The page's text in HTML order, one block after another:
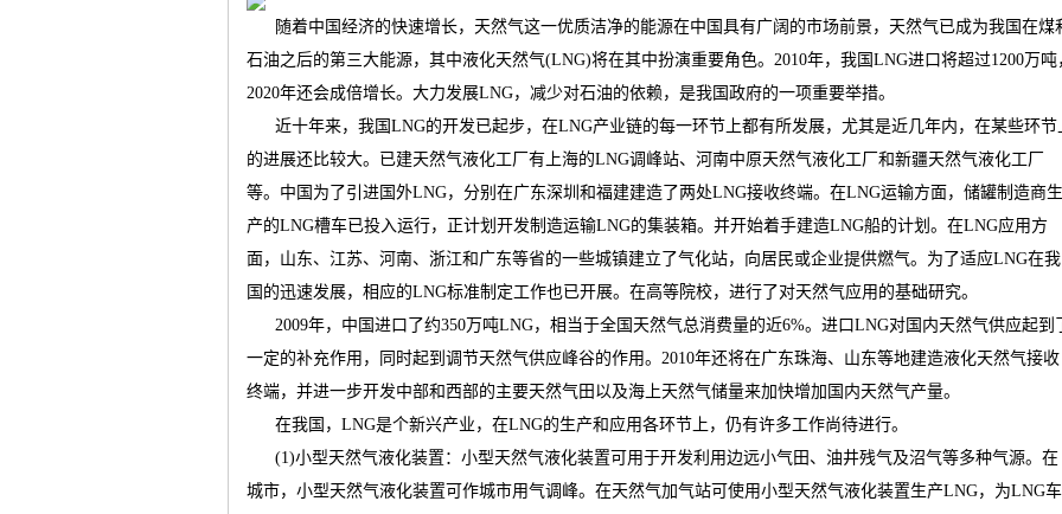
随着中国经济的快速增长，天然气这一优质洁净的能源在中国具有广阔的市场前景，天然气已成为我国在煤
石油之后的第三大能源，其中液化天然气(LNG)将在其中扮演重要角色。 2010年，我国 LNG进口将超过1200万吨
2020年还会成倍增长。大力发展LNG，减少对石油的依赖，是我国政府的一项重要举措。
近十年来，我国 LNG的开发已起步，在LNG产业链的每一环节上都有所发展，尤其是近几年内，在某些环节
的进展还比较大。已建天然气液化工厂有上海的LNG调峰站、河南中原天然气液化工厂和新疆天然气液化工厂
等。中国为了引进国外LNG，分别在广东深圳和福建建造了两处LNG接收终端。在LNG运输方面，储罐制造商生
产的LNG槽车已投入运行，正计划开发制造运输LNG的集装箱。并开始着手建造LNG船的计划。在LNG应用方
面，山东、江苏、河南、浙江和广东等省的一些城镇建立了气化站，向居民或企业提供燃气。为了适应LNG在我
国的迅速发展，相应的LNG标准制定工作也已开展。在高等院校，进行了对天然气应用的基础研究。
2009年，中国进口了约350万吨LNG，相当于全国天然气总消费量的近6%。进口LNG对国内天然气供应起到
一定的补充作用，同时起到调节天然气供应峰谷的作用。 2010年还将在广东珠海、山东等地建造液化天然气接收
终端，并进一步开发中部和西部的主要天然气田以及海上天然气储量来加快增加国内天然气产量。
在我国， LNG是个新兴产业，在LNG的生产和应用各环节上，仍有许多工作尚待进行。
(1)小型天然气液化装置：小型天然气液化装置可用于开发利用边远小气田、油井残气及沼气等多种气源。在
城市，小型天然气液化装置可作城市用气调峰。在天然气加气站可使用小型天然气液化装置生产LNG，为LNG车